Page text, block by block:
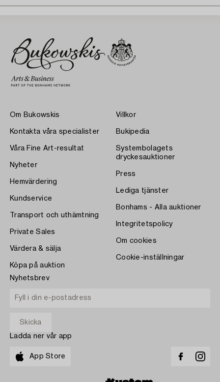
Om Bukowskis
Kontakta våra specialister
Våra Fine Art-resultat
Nyheter
Hemvärdering
Kundservice
Transport och uthämtning
Private Sales
Värdera & sälja
Köpa på auktion
Villkor
Bukipedia
Systembolagets
dryckesauktioner
Press
Lediga tjänster
Bonhams - Alla auktioner
Integritetspolicy
Om cookies
Cookie-inställningar
Nyhetsbrev
Ladda ner vår app
App Store